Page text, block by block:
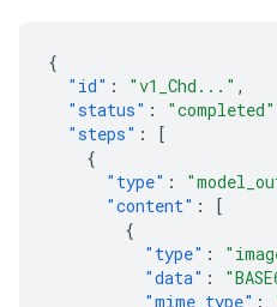
{
"id" : "v1_Chd..." ,
"status" : "completed"
"steps" :
[
{
"type" :
"content" :
[
{
"type" :
"data" :
"mime_type" :